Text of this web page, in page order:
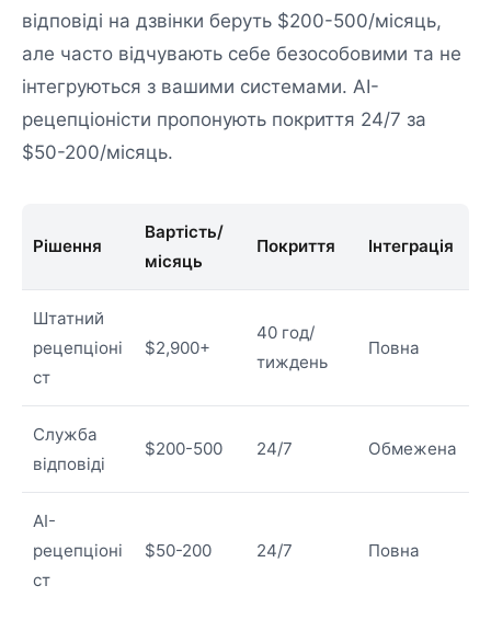
відповіді на дзвінки беруть $200-500/місяць,
але часто відчувають себе безособовими та не
інтегруються з вашими системами. AI-
рецепціоністи пропонують покриття 24/7 за
$50-200/місяць.
Рішення
Вартість/
місяць
Покриття Інтеграція
Штатний
рецепціоні
ст
$2,900+
40 год/
тиждень
Повна
Служба
відповіді
$200-500 24/7 Обмежена
AI-
рецепціоні
ст
$50-200 24/7 Повна